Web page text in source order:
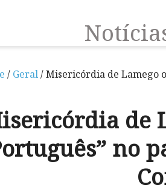
/ Geral/ Misericórdia de Lamego
de
no